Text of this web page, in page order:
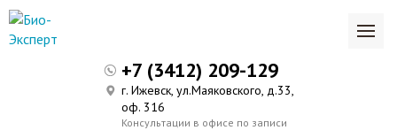
+7 (3412) 209-129
г. Ижевск, ул.Маяковского, д.33,
оф. 316
Консультации в офисе по записи